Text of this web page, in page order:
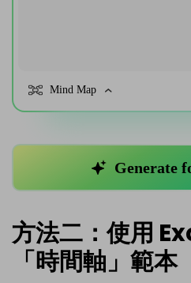
方法二：使用
「時間軸」範本